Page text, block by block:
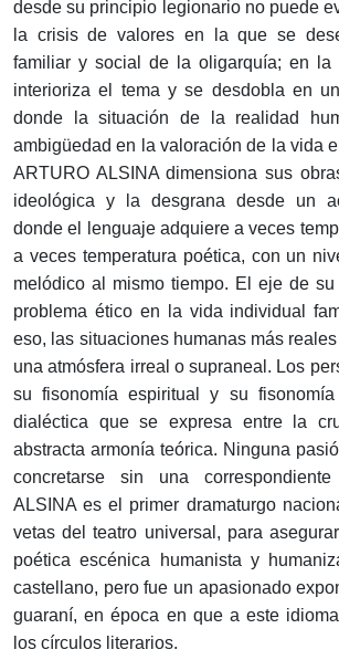
desde su principio legionario no puede
la crisis de valores en la que se
familiar y social de la oligarquía; en la
interioriza el tema y se desdobla en
donde la situación de la realidad
ambigüedad en la valoración de la vida
ARTURO ALSINA dimensiona sus
ideológica y la desgrana desde un
donde el lenguaje adquiere a veces
a veces temperatura poética, con un
melódico al mismo tiempo. El eje de su
problema ético en la vida individual
eso, las situaciones humanas más
una atmósfera irreal o supraneal. Los
su fisonomía espiritual y su
dialéctica que se expresa entre la
abstracta armonía teórica. Ninguna
concretarse sin una
ALSINA es el primer dramaturgo
vetas del teatro universal, para
poética escénica humanista y
castellano, pero fue un apasionado
guaraní, en época en que a este
los círculos literarios.